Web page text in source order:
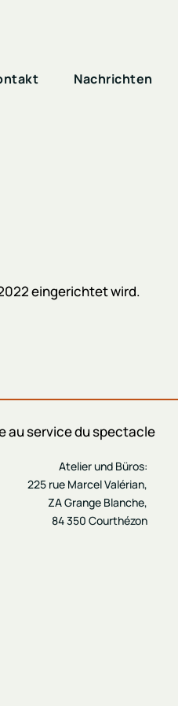
Nachrichten
eingerichtet wird.
Atelier und Büros:
225 rue Marcel Valérian,
ZA Grange Blanche,
84 350 Courthézon